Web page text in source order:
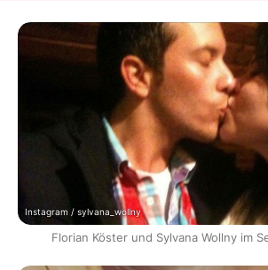
Instagram / sylvana_wollny
Florian Köster und Sylvana Wollny im